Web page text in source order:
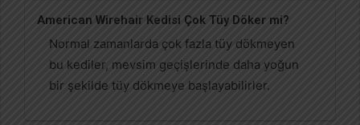
American Wirehair Kedisi Çok Tüy Döker mi?
Normal zamanlarda çok fazla tüy dökmeyen
bu kediler, mevsim geçişlerinde daha yoğun
bir şekilde tüy dökmeye başlayabilirler.